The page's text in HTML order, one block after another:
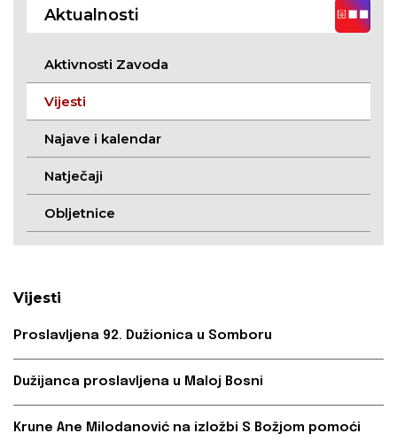
Aktualnosti
Aktivnosti Zavoda
Vijesti
Najave i kalendar
Natječaji
Obljetnice
Vijesti
Proslavljena 92. Dužionica u Somboru
Dužijanca proslavljena u Maloj Bosni
Krune Ane Milodanović na izložbi S Božjom pomoći